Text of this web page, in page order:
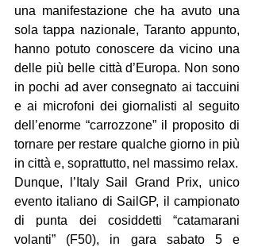
una manifestazione che ha avuto una
sola tappa nazionale, Taranto appunto,
hanno potuto conoscere da vicino una
delle più belle città d’Europa. Non sono
in pochi ad aver consegnato ai taccuini
e ai microfoni dei giornalisti al seguito
dell’enorme “carrozzone” il proposito di
tornare per restare qualche giorno in più
in città e, soprattutto, nel massimo relax.
Dunque, l’Italy Sail Grand Prix, unico
evento italiano di SailGP, il campionato
di punta dei cosiddetti “catamarani
volanti” (F50), in gara sabato 5 e